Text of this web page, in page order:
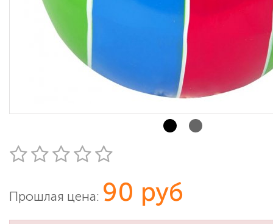
Прошлая цена: 90 руб